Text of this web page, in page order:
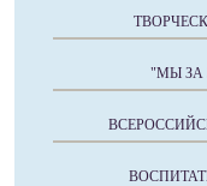
"МЫ ЗА